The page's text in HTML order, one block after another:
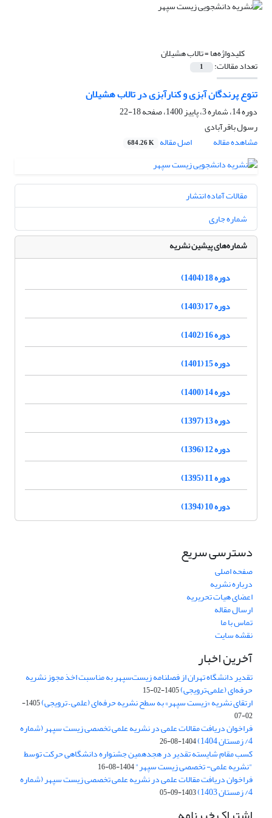
کلیدواژه‌ها =تالاب هشیلان
تعداد مقالات: 1
تنوع پرندگان آبزی و کنارآبزی در تالاب هشیلان
دوره 14، شماره 3، پاییز 1400، صفحه
18-22
رسول باقرآبادی
مشاهده مقاله
اصل مقاله 684.26 K
مقالات آماده انتشار
شماره جاری
شماره‌های پیشین نشریه
دوره 18 (1404)
دوره 17 (1403)
دوره 16 (1402)
دوره 15 (1401)
دوره 14 (1400)
دوره 13 (1397)
دوره 12 (1396)
دوره 11 (1395)
دوره 10 (1394)
دسترسی سریع
صفحه اصلی
درباره نشریه
اعضای هیات تحریریه
ارسال مقاله
تماس با ما
نقشه سایت
آخرین اخبار
تقدیر دانشگاه تهران از فصلنامه زیست‌سپهر به مناسبت اخذ مجوز نشریه
حرفه‌ای (علمی–ترویجی)1405-02-15
ارتقای نشریه «زیست‌ سپهر» به سطح نشریه حرفه‌ای (علمی – ترویجی)
1405-
02-07
فراخوان دریافت مقالات علمی در نشریه علمی تخصصی زیست سپهر (شماره
4/ زمستان 1404) 1404-08-26
کسب مقام شایسته تقدیر در هجدهمین جشنواره دانشگاهی حرکت توسط
"نشریه علمی- تخصصی زیست سپهر"1404-08-16
فراخوان دریافت مقالات علمی در نشریه علمی تخصصی زیست سپهر (شماره
4/ زمستان 1403) 1403-09-05